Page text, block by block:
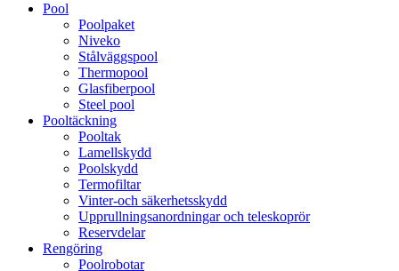
Pool
Poolpaket
Niveko
Stålväggspool
Thermopool
Glasfiberpool
Steel pool
Pooltäckning
Pooltak
Lamellskydd
Poolskydd
Termofiltar
Vinter-och säkerhetsskydd
Upprullningsanordningar och teleskoprör
Reservdelar
Rengöring
Poolrobotar